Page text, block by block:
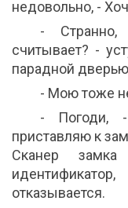
недовольно, -
-
считывает? -
парадной
- Мою тоже
- Погоди,
приставляю к
Сканер
отказывается.